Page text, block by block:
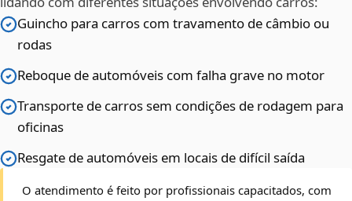
Guincho para carros com travamento de câmbio ou
rodas
Reboque de automóveis com falha grave no motor
Transporte de carros sem condições de rodagem para
oficinas
Resgate de automóveis em locais de difícil saída
O atendimento é feito por profissionais capacitados, com